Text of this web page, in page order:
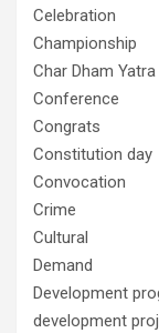
Celebration
Championship
Char Dham Yatra
Conference
Congrats
Constitution day
Convocation
Crime
Cultural
Demand
Development
development